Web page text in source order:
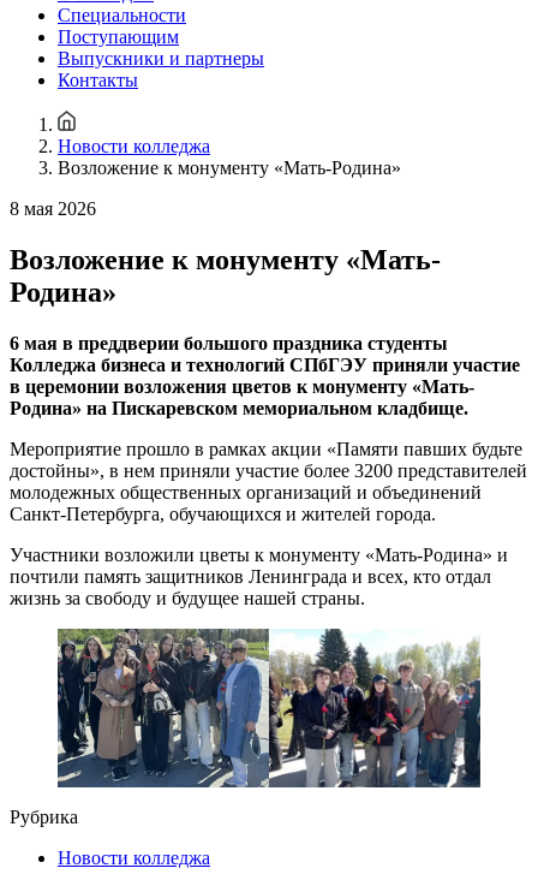
Специальности
Поступающим
Выпускники и партнеры
Контакты
Новости колледжа
Возложение к монументу «Мать-Родина»
8 мая 2026
Возложение к монументу «Мать-
Родина»
6 мая в преддверии большого праздника студенты
Колледжа бизнеса и технологий СПбГЭУ приняли участие
в церемонии возложения цветов к монументу «Мать-
Родина» на Пискаревском мемориальном кладбище.
Мероприятие прошло в рамках акции «Памяти павших будьте
достойны», в нем приняли участие более 3200 представителей
молодежных общественных организаций и объединений
Санкт-Петербурга, обучающихся и жителей города.
Участники возложили цветы к монументу «Мать-Родина» и
почтили память защитников Ленинграда и всех, кто отдал
жизнь за свободу и будущее нашей страны.
Рубрика
Новости колледжа